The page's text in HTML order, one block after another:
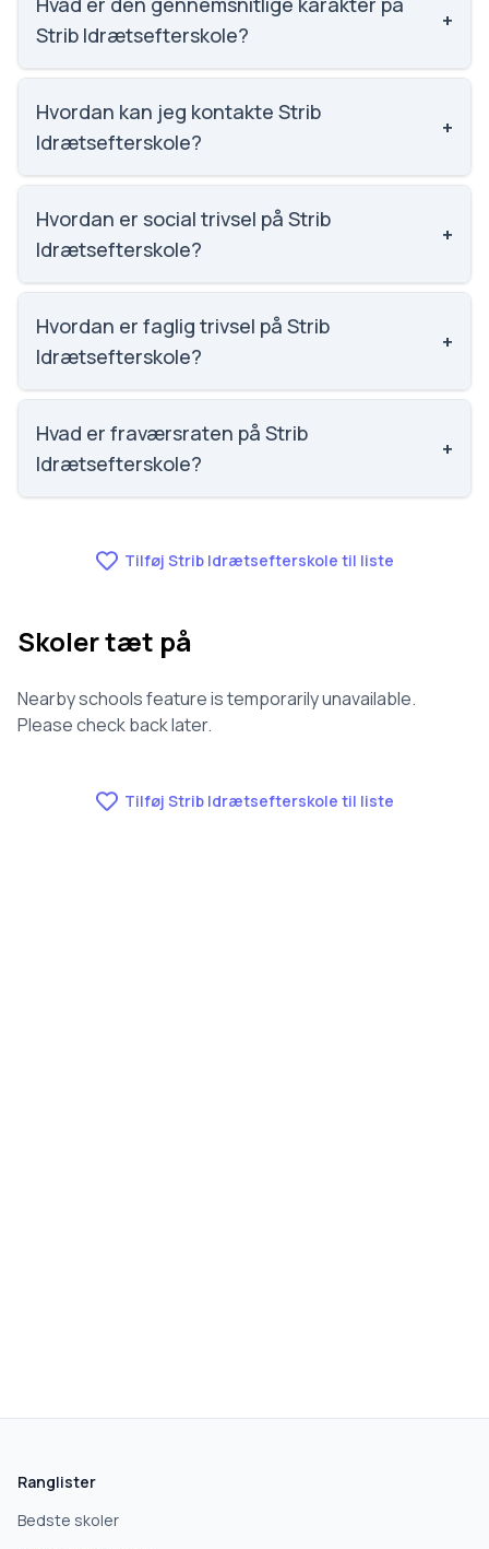
Strib Idrætsefterskole?
+
Vi har ikke data om karaktergennemsnittet for Strib
Idrætsefterskole.
Hvordan kan jeg kontakte Strib
Idrætsefterskole?
+
Email: kontor@stribidraetsefterskole.dk. Telefon:
6440 6405. Adresse: Staurbyskovvej 6, Strib.
Skoleleder: Charlotte Iversholt Toft.
Hvordan er social trivsel på Strib
Idrætsefterskole?
+
Vi har ikke data om social trivsel for Strib
Idrætsefterskole.
Hvordan er faglig trivsel på Strib
Idrætsefterskole?
+
Vi har ikke data om faglig trivsel for Strib
Idrætsefterskole.
Hvad er fraværsraten på Strib
Idrætsefterskole?
+
Tilføj Strib Idrætsefterskole til liste
Skoler tæt på
Nearby schools feature is temporarily unavailable.
Please check back later.
Tilføj Strib Idrætsefterskole til liste
Ranglister
Bedste skoler